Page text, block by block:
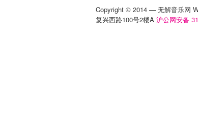
Copyright © 2014 — 无解音乐网
复兴西路100号2楼A 沪公网安备